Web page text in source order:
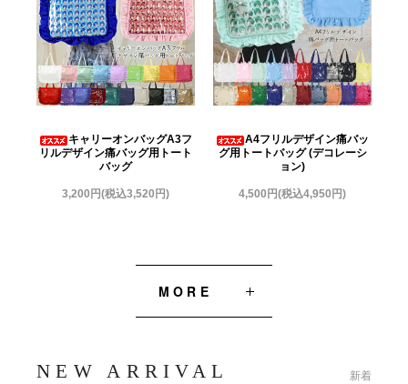
キャリーオンバッグA3フ
リルデザイン痛バッグ用トート
バッグ
3,200円(税込3,520円)
A4フリルデザイン痛バッ
グ用トートバッグ (デコレーシ
ョン)
4,500円(税込4,950円)
MORE
NEW ARRIVAL 新着